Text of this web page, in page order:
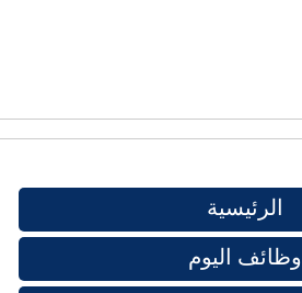
الرئيسية
وظائف اليوم